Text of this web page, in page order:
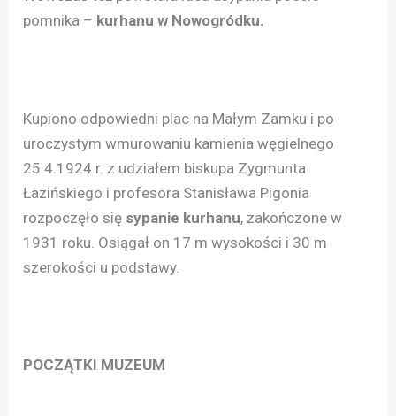
pomnika – kurhanu w Nowogródku.
Kupiono odpowiedni plac na Małym Zamku i po
uroczystym wmurowaniu kamienia węgielnego
25.4.1924 r. z udziałem biskupa Zygmunta
Łazińskiego i profesora Stanisława Pigonia
rozpoczęło się sypanie kurhanu, zakończone w
1931 roku. Osiągał on 17 m wysokości i 30 m
szerokości u podstawy.
POCZĄTKI MUZEUM